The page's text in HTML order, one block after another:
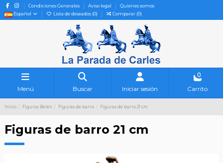
Condiciones Generales Aviso legal
Quienes somos
Español
Lista de deseados (0) Comparar (0)
Menú Buscar Iniciar sesión
0
Carrito
Inicio Figuras Belén Figuras de barro Figuras de barro 21 cm
Figuras de barro 21 cm